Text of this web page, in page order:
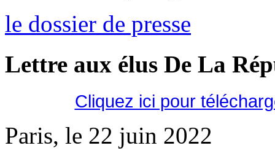
le dossier de presse
Lettre aux élus De La
Cliquez ici pour
Paris, le 22 juin 2022